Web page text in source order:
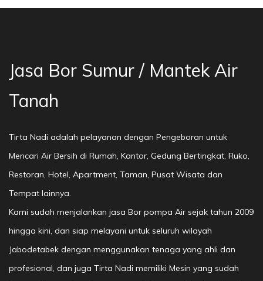
Jasa Bor Sumur / Mantek Air
Tanah
Tirta Nadi adalah pelayanan dengan Pengeboran untuk
Mencari Air Bersih di Rumah, Kantor, Gedung Bertingkat, Ruko,
Restoran, Hotel, Apartment, Taman, Pusat Wisata dan
Tempat lainnya.
Kami sudah menjalankan jasa Bor pompa Air sejak tahun 2009
hingga kini, dan siap melayani untuk seluruh wilayah
Jabodetabek dengan menggunakan tenaga yang ahli dan
profesional, dan juga Tirta Nadi memiliki Mesin yang sudah